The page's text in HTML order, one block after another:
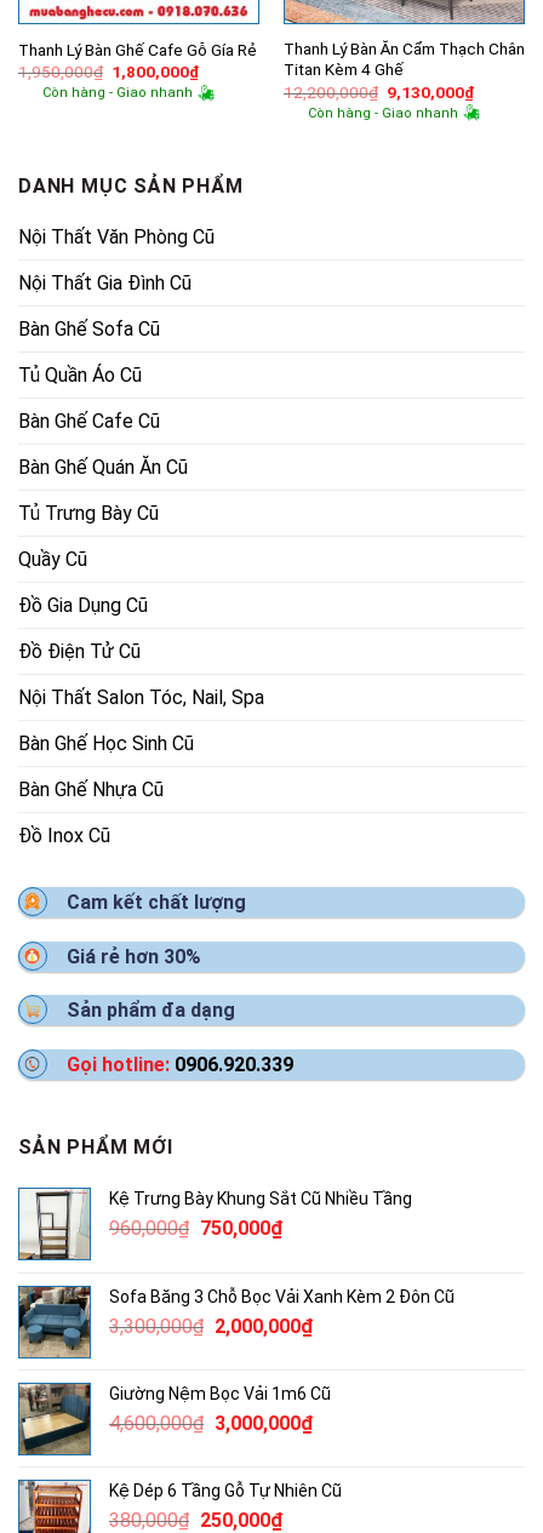
Thanh Lý Bàn Ghế Cafe Gỗ Gía Rẻ
1,950,000₫ Giá
gốc
là:
1,800,000₫Giá
hiện
tại
Còn hàng - Giao nhanh
Thanh Lý Bàn Ăn Cẩm Thạch Chân
Titan Kèm 4 Ghế
12,200,000₫ Giá
gốc
là:
9,130,000₫Giá
hiện
tại
Còn hàng - Giao nhanh
DANH MỤC SẢN PHẨM
Nội Thất Văn Phòng Cũ
Nội Thất Gia Đình Cũ
Bàn Ghế Sofa Cũ
Tủ Quần Áo Cũ
Bàn Ghế Cafe Cũ
Bàn Ghế Quán Ăn Cũ
Tủ Trưng Bày Cũ
Quầy Cũ
Đồ Gia Dụng Cũ
Đồ Điện Tử Cũ
Nội Thất Salon Tóc, Nail, Spa
Bàn Ghế Học Sinh Cũ
Bàn Ghế Nhựa Cũ
Đồ Inox Cũ
Cam kết chất lượng
Giá rẻ hơn 30%
Sản phẩm đa dạng
Gọi hotline: 0906.920.339
SẢN PHẨM MỚI
Kệ Trưng Bày Khung Sắt Cũ Nhiều Tầng
960,000₫ Giá
960,000₫.
750,000₫Giá
là:
750,000₫.
Sofa Băng 3 Chỗ Bọc Vải Xanh Kèm 2 Đôn Cũ
3,300,000₫ Giá
3,300,000₫.
2,000,000₫Giá
là:
2,000,000₫.
Giường Nệm Bọc Vải 1m6 Cũ
4,600,000₫ Giá
4,600,000₫.
3,000,000₫Giá
là:
Kệ Dép 6 Tầng Gỗ Tự Nhiên Cũ
380,000₫ Giá
250,000₫Giá